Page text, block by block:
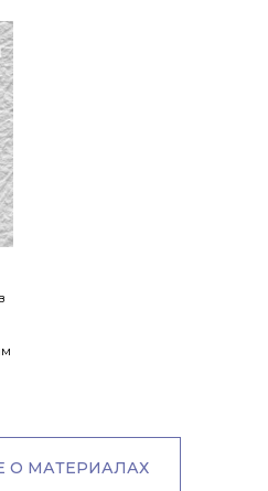
О МАТЕРИАЛАХ